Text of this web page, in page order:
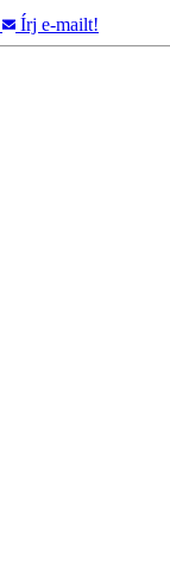
Írj e-mailt!